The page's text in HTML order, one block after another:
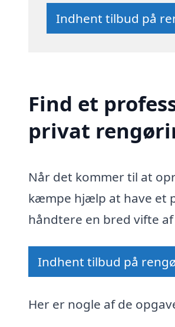
Indhent tilbud på
Find et
privat
Når det kommer til at
kæmpe hjælp at have et
håndtere en bred vifte
Indhent tilbud på
Her er nogle af de